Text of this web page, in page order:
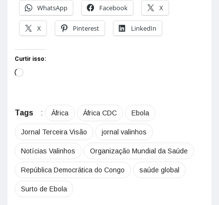
WhatsApp
Facebook X
X Pinterest LinkedIn
Curtir isso:
Tags : África África CDC Ebola
Jornal Terceira Visão jornal valinhos
Notícias Valinhos Organização Mundial da Saúde
República Democrática do Congo saúde global
Surto de Ebola